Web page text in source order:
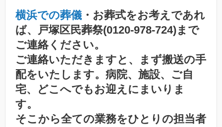
横浜での葬儀 ・お葬式をお考えであれ
ば、戸塚区民葬祭(0120-978-724)まで
ご連絡ください。
ご連絡いただきますと、まず搬送の手
配をいたします。病院、施設、ご自
宅、どこへでもお迎えにまいりま
す。
そこから全ての業務をひとりの担当者